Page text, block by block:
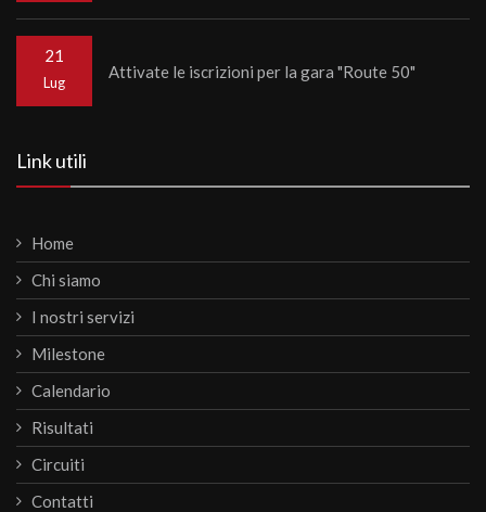
21
Lug
Attivate le iscrizioni per la gara "Route 50"
Link utili
Home
Chi siamo
I nostri servizi
Milestone
Calendario
Risultati
Circuiti
Contatti